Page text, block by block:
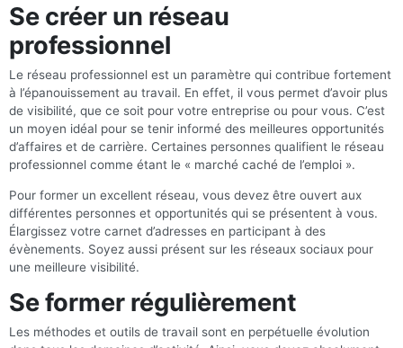
Se créer un réseau
professionnel
Le réseau professionnel est un paramètre qui contribue fortement
à l’épanouissement au travail. En effet, il vous permet d’avoir plus
de visibilité, que ce soit pour votre entreprise ou pour vous. C’est
un moyen idéal pour se tenir informé des meilleures opportunités
d’affaires et de carrière. Certaines personnes qualifient le réseau
professionnel comme étant le « marché caché de l’emploi ».
Pour former un excellent réseau, vous devez être ouvert aux
différentes personnes et opportunités qui se présentent à vous.
Élargissez votre carnet d’adresses en participant à des
évènements. Soyez aussi présent sur les réseaux sociaux pour
une meilleure visibilité.
Se former régulièrement
Les méthodes et outils de travail sont en perpétuelle évolution